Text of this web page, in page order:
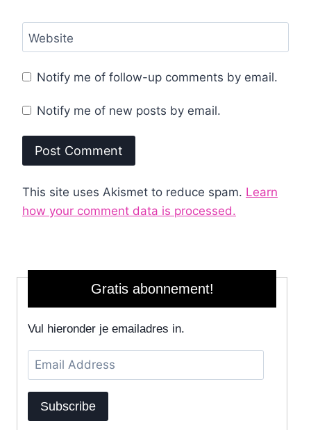
Website
Notify me of follow-up comments by email.
Notify me of new posts by email.
This site uses Akismet to reduce spam. Learn
how your comment data is processed.
Gratis abonnement!
Vul hieronder je emailadres in.
Email
Address
Subscribe